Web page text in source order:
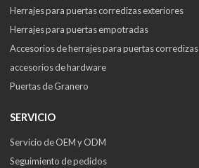
Herrajes para puertas corredizas exteriores
Herrajes para puertas empotradas
Accesorios de herrajes para puertas corredizas
accesorios de hardware
Puertas de Granero
SERVICIO
Servicio de OEM y ODM
Seguimiento de pedidos